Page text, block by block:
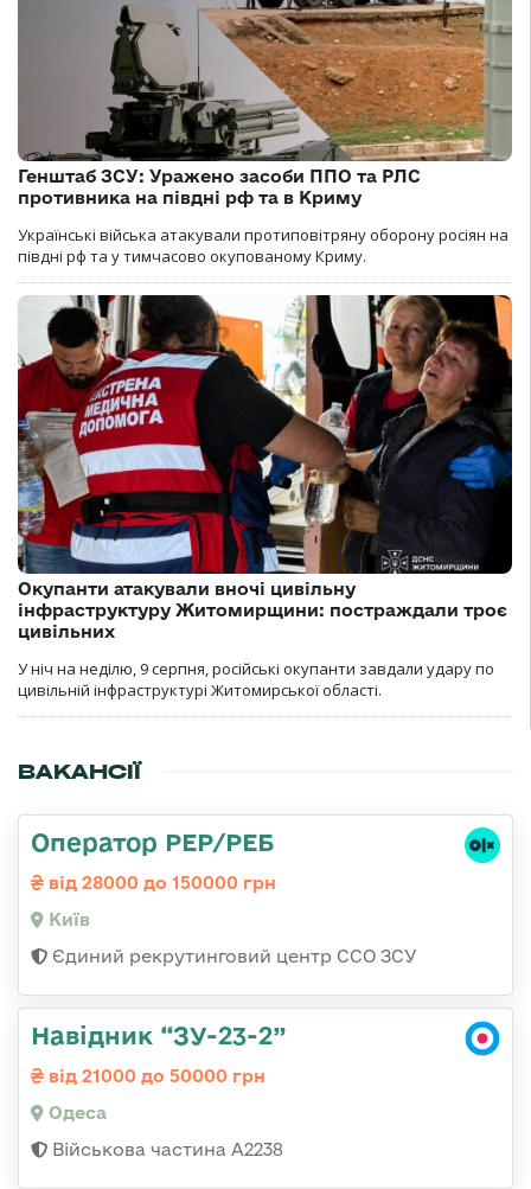
Генштаб ЗСУ: Уражено засоби ППО та РЛС
противника на півдні рф та в Криму
Українські війська атакували протиповітряну оборону росіян на
півдні рф та у тимчасово окупованому Криму.
Окупанти атакували вночі цивільну
інфраструктуру Житомирщини: постраждали троє
цивільних
У ніч на неділю, 9 серпня, російські окупанти завдали удару по
цивільній інфраструктурі Житомирської області.
ВАКАНСІЇ
Оператор РЕР/РЕБ
від 28000 до 150000 грн
Київ
Єдиний рекрутинговий центр ССО ЗСУ
Навідник “ЗУ-23-2”
від 21000 до 50000 грн
Одеса
Військова частина А2238